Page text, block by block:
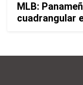
MLB:
cuadrangular